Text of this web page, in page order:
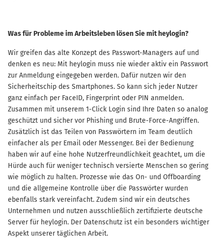
Was für Probleme im Arbeitsleben lösen Sie mit heylogin?
Wir greifen das alte Konzept des Passwort-Managers auf und
denken es neu: Mit heylogin muss nie wieder aktiv ein Passwort
zur Anmeldung eingegeben werden. Dafür nutzen wir den
Sicherheitschip des Smartphones. So kann sich jeder Nutzer
ganz einfach per FaceID, Fingerprint oder PIN anmelden.
Zusammen mit unserem 1-Click Login sind Ihre Daten so analog
geschützt und sicher vor Phishing und Brute-Force-Angriffen.
Zusätzlich ist das Teilen von Passwörtern im Team deutlich
einfacher als per Email oder Messenger. Bei der Bedienung
haben wir auf eine hohe Nutzerfreundlichkeit geachtet, um die
Hürde auch für weniger technisch versierte Menschen so gering
wie möglich zu halten. Prozesse wie das On- und Offboarding
und die allgemeine Kontrolle über die Passwörter wurden
ebenfalls stark vereinfacht. Zudem sind wir ein deutsches
Unternehmen und nutzen ausschließlich zertifizierte deutsche
Server für heylogin. Der Datenschutz ist ein besonders wichtiger
Aspekt unserer täglichen Arbeit.